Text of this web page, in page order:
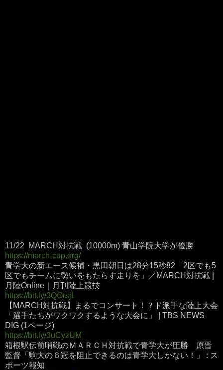
11/22 MARCH対抗戦 (10000m) 青山学院大学が優勝
https://march-cup.org/
青学大の新エース候補・黒田朝日は28分15秒82「2区でも5
区でもチームに勢いをもたらす走りを」／MARCH対抗戦 |
月陸Online｜月刊陸上競技
https://bit.ly/3QOrsjL
【MARCH対抗戦】まるでコンサート！？ド派手な陸上大会
「選手たちがワクワクするような大会に」 | TBS NEWS
DIG (1ページ)
https://bit.ly/3uCyzUM
箱根駅伝前哨戦のＭＡＲＣＨ対抗戦で青学大が圧勝 原晋
監督「駒大の６冠を阻止できるのは青学大しかない！」 : ス
ポーツ報知